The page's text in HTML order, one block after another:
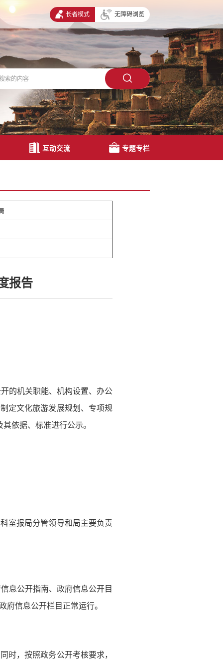
长者模式 无障碍浏览
互动交流 专题专栏
报告
的机关职能、机构设置、办公
定文化旅游发展规划、专项规
依据、标准进行公示。
室报局分管领导和局主要负责
息公开指南、政府信息公开目
府信息公开栏目正常运行。
时，按照政务公开考核要求，